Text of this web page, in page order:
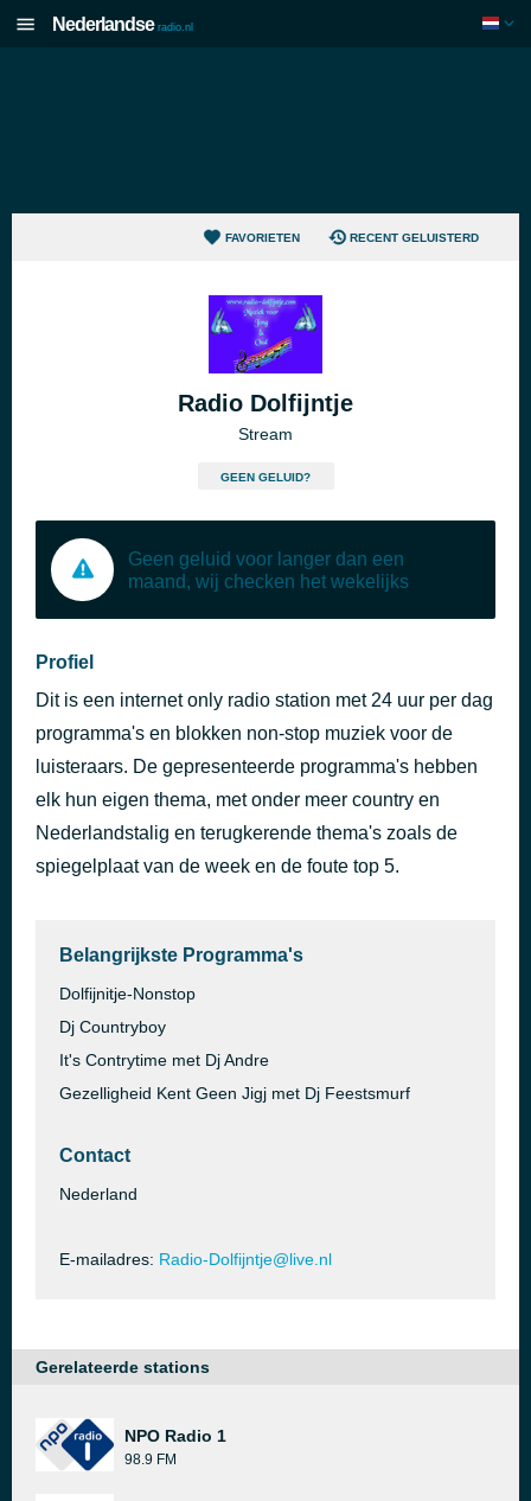
Nederlandse radio.nl
FAVORIETEN RECENT GELUISTERD
Radio Dolfijntje
Stream
GEEN GELUID?
Geen geluid voor langer dan een
maand, wij checken het wekelijks
Profiel
Dit is een internet only radio station met 24 uur per dag
programma's en blokken non-stop muziek voor de
luisteraars. De gepresenteerde programma's hebben
elk hun eigen thema, met onder meer country en
Nederlandstalig en terugkerende thema's zoals de
spiegelplaat van de week en de foute top 5.
Belangrijkste Programma's
Dolfijnitje-Nonstop
Dj Countryboy
It's Contrytime met Dj Andre
Gezelligheid Kent Geen Jigj met Dj Feestsmurf
Contact
Nederland
E-mailadres: Radio-Dolfijntje@live.nl
Gerelateerde stations
NPO Radio 1
98.9 FM